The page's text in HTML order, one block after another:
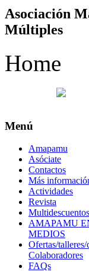
Asociación
Múltiples
Home
Menú
Amapamu
Asóciate
Contactos
Más
Actividades
Revista
Multidescuentos
AMAPAMU
MEDIOS
Ofertas/talleres/
Colaboradores
FAQs